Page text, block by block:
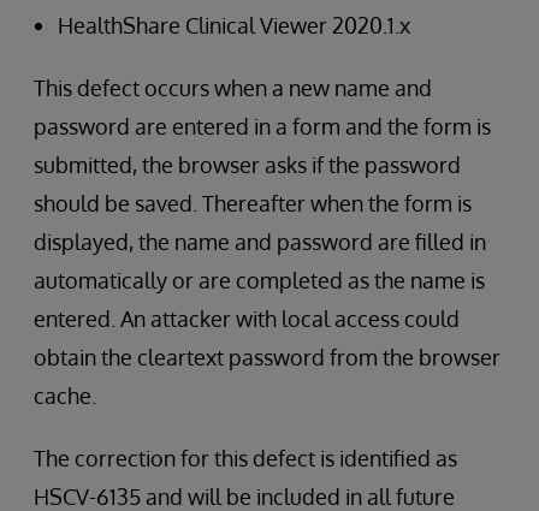
HealthShare Clinical Viewer 2020.1.x
This defect occurs when a new name and
password are entered in a form and the form is
submitted, the browser asks if the password
should be saved. Thereafter when the form is
displayed, the name and password are filled in
automatically or are completed as the name is
entered. An attacker with local access could
obtain the cleartext password from the browser
cache.
The correction for this defect is identified as
HSCV-6135 and will be included in all future